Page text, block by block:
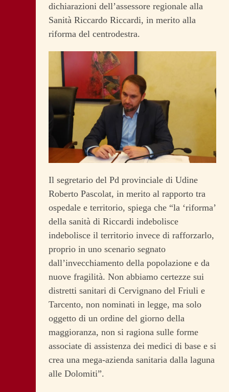
dichiarazioni dell’assessore regionale alla
Sanità Riccardo Riccardi, in merito alla
riforma del centrodestra.
Il segretario del Pd provinciale di Udine
Roberto Pascolat, in merito al rapporto tra
ospedale e territorio, spiega che “la ‘riforma’
della sanità di Riccardi indebolisce
indebolisce il territorio invece di rafforzarlo,
proprio in uno scenario segnato
dall’invecchiamento della popolazione e da
nuove fragilità. Non abbiamo certezze sui
distretti sanitari di Cervignano del Friuli e
Tarcento, non nominati in legge, ma solo
oggetto di un ordine del giorno della
maggioranza, non si ragiona sulle forme
associate di assistenza dei medici di base e si
crea una mega-azienda sanitaria dalla laguna
alle Dolomiti”.